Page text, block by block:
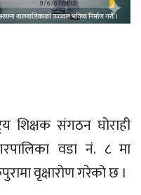
शिक्षक संगठन घोराही
वडा नं. ८ मा
वृक्षारोण गरेको छ ।